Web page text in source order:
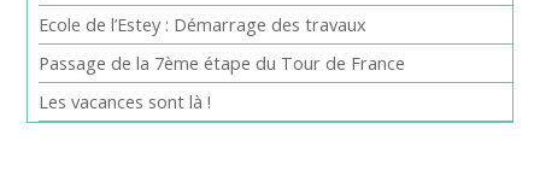
Ecole de l’Estey : Démarrage des travaux
Passage de la 7ème étape du Tour de France
Les vacances sont là !